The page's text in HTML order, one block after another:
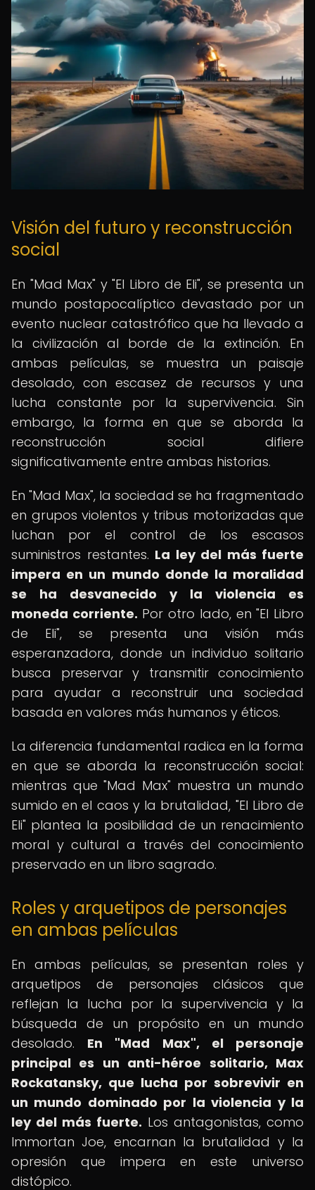
Visión del futuro y reconstrucción
social
En "Mad Max" y "El Libro de Eli", se presenta un
mundo postapocalíptico devastado por un
evento nuclear catastrófico que ha llevado a
la civilización al borde de la extinción. En
ambas películas, se muestra un paisaje
desolado, con escasez de recursos y una
lucha constante por la supervivencia. Sin
embargo, la forma en que se aborda la
reconstrucción social difiere
significativamente entre ambas historias.
En "Mad Max", la sociedad se ha fragmentado
en grupos violentos y tribus motorizadas que
luchan por el control de los escasos
suministros restantes. La ley del más fuerte
impera en un mundo donde la moralidad
se ha desvanecido y la violencia es
moneda corriente. Por otro lado, en "El Libro
de Eli", se presenta una visión más
esperanzadora, donde un individuo solitario
busca preservar y transmitir conocimiento
para ayudar a reconstruir una sociedad
basada en valores más humanos y éticos.
La diferencia fundamental radica en la forma
en que se aborda la reconstrucción social:
mientras que "Mad Max" muestra un mundo
sumido en el caos y la brutalidad, "El Libro de
Eli" plantea la posibilidad de un renacimiento
moral y cultural a través del conocimiento
preservado en un libro sagrado.
Roles y arquetipos de personajes
en ambas películas
En ambas películas, se presentan roles y
arquetipos de personajes clásicos que
reflejan la lucha por la supervivencia y la
búsqueda de un propósito en un mundo
desolado. En "Mad Max", el personaje
principal es un anti-héroe solitario, Max
Rockatansky, que lucha por sobrevivir en
un mundo dominado por la violencia y la
ley del más fuerte. Los antagonistas, como
Immortan Joe, encarnan la brutalidad y la
opresión que impera en este universo
distópico.